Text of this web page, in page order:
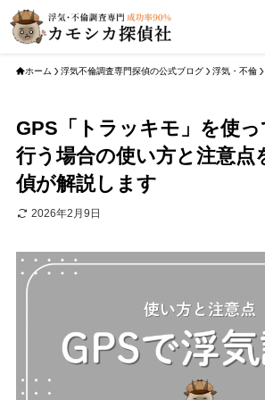
ホーム 浮気不倫調査専門探偵の公式ブログ 浮気・不倫
GPS「トラッキモ」を使
行う場合の使い方と注意点
偵が解説します
2026年2月9日